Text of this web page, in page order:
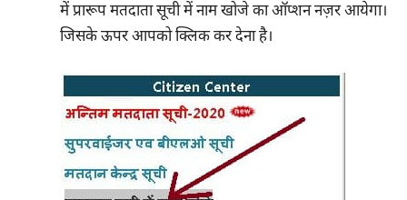
में प्रारूपमतदाता सूची में नाम खोजेका ऑप्शन नज़र आयेगा।
जिसके ऊपर आपको क्लिक कर देना है।